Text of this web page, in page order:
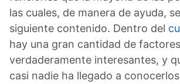
las cuales, de manera de ayuda,
siguiente contenido. Dentro del
hay una gran cantidad de
verdaderamente interesantes, y
casi nadie ha llegado a